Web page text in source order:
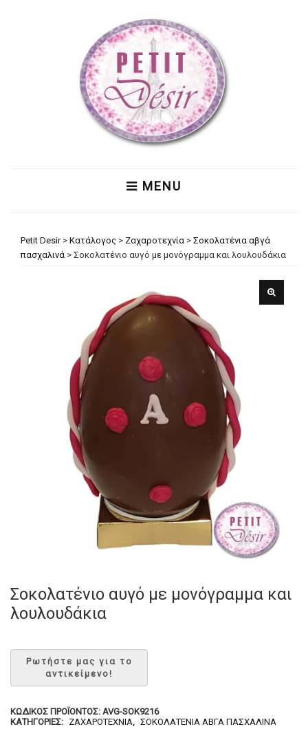
MENU
Petit Desir> Κατάλογος > Ζαχαροτεχνία > Σοκολατένια αβγά
πασχαλινά > Σοκολατένιο αυγό με μονόγραμμα και λουλουδάκια
Σοκολατένιο αυγό με μονόγραμμα και
λουλουδάκια
ΚΩΔΙΚΌΣ ΠΡΟΪΌΝΤΟΣ: AVG-SOK9216
ΚΑΤΗΓΟΡΊΕΣ: ΖΑΧΑΡΟΤΕΧΝΊΑ, ΣΟΚΟΛΑΤΈΝΙΑ ΑΒΓΆ ΠΑΣΧΑΛΙΝΆ